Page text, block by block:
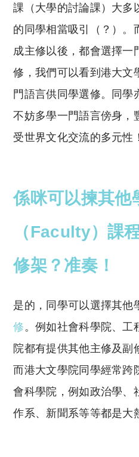
課（大學的討論課）大多
的同學相當吸引（？）。
成主修以後，都會選擇一
修，我們可以看到港大文
門語言供同學選修。同學
不妨多學一門語言傍身，
受世界文化交流的多元性！
係咪可以揀其他
（Faculty）課
修架？准奏！
是的，同學可以選擇其他
修 。例如社會科學院、工
院都有提供其他主修及副
而港大文學院同學經常跨
會科學院，例如政治學、
作系、新聞系等等都是大